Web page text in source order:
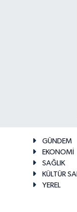
GÜNDEM
EKONOMİ
SAĞLIK
KÜLTÜR
YEREL